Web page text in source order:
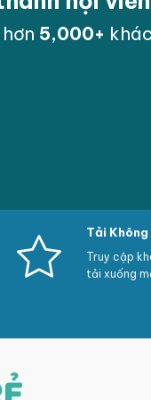
5,000+
Tải
Truy cập
tải xuống